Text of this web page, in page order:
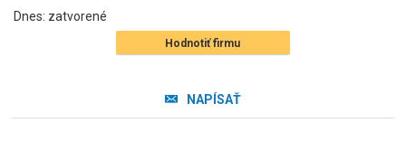
Dnes: zatvorené
Hodnotiť firmu
NAPÍSAŤ